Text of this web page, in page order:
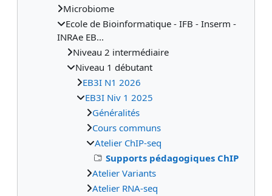
Microbiome
Ecole de Bioinformatique - IFB - Inserm -
INRAe EB...
Niveau 2 intermédiaire
Niveau 1 débutant
EB3I N1 2026
EB3I Niv 1 2025
Généralités
Cours communs
Atelier ChIP-seq
Supports pédagogiques ChIP
Atelier Variants
Atelier RNA-seq